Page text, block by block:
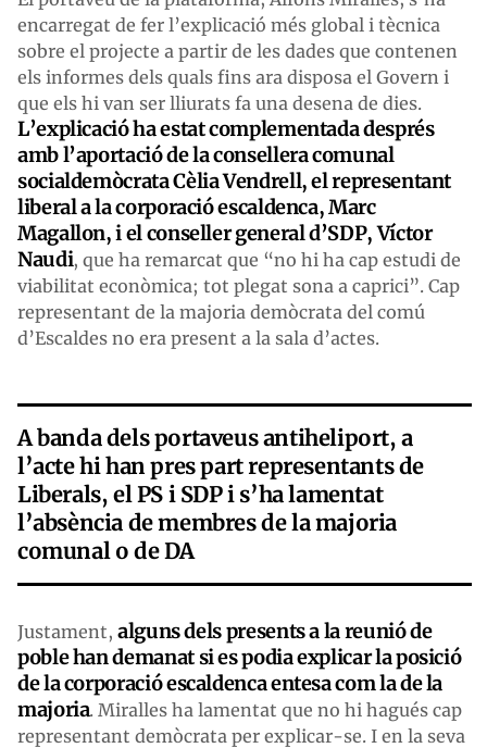
encarregat de fer l’explicació més global i tècnica
sobre el projecte a partir de les dades que contenen
els informes dels quals fins ara disposa el Govern i
que els hi van ser lliurats fa una desena de dies.
L’explicació ha estat complementada després
amb l’aportació de la consellera comunal
socialdemòcrata Cèlia Vendrell, el representant
liberal a la corporació escaldenca, Marc
Magallon, i el conseller general d’SDP, Víctor
Naudi, que ha remarcat que “no hi ha cap estudi de
viabilitat econòmica; tot plegat sona a caprici”. Cap
representant de la majoria demòcrata del comú
d’Escaldes no era present a la sala d’actes.
A banda dels portaveus antiheliport, a
l’acte hi han pres part representants de
Liberals, el PS i SDP i s’ha lamentat
l’absència de membres de la majoria
comunal o de DA
Justament, alguns dels presents a la reunió de
poble han demanat si es podia explicar la posició
de la corporació escaldenca entesa com la de la
majoria. Miralles ha lamentat que no hi hagués cap
representant demòcrata per explicar-se. I en la seva